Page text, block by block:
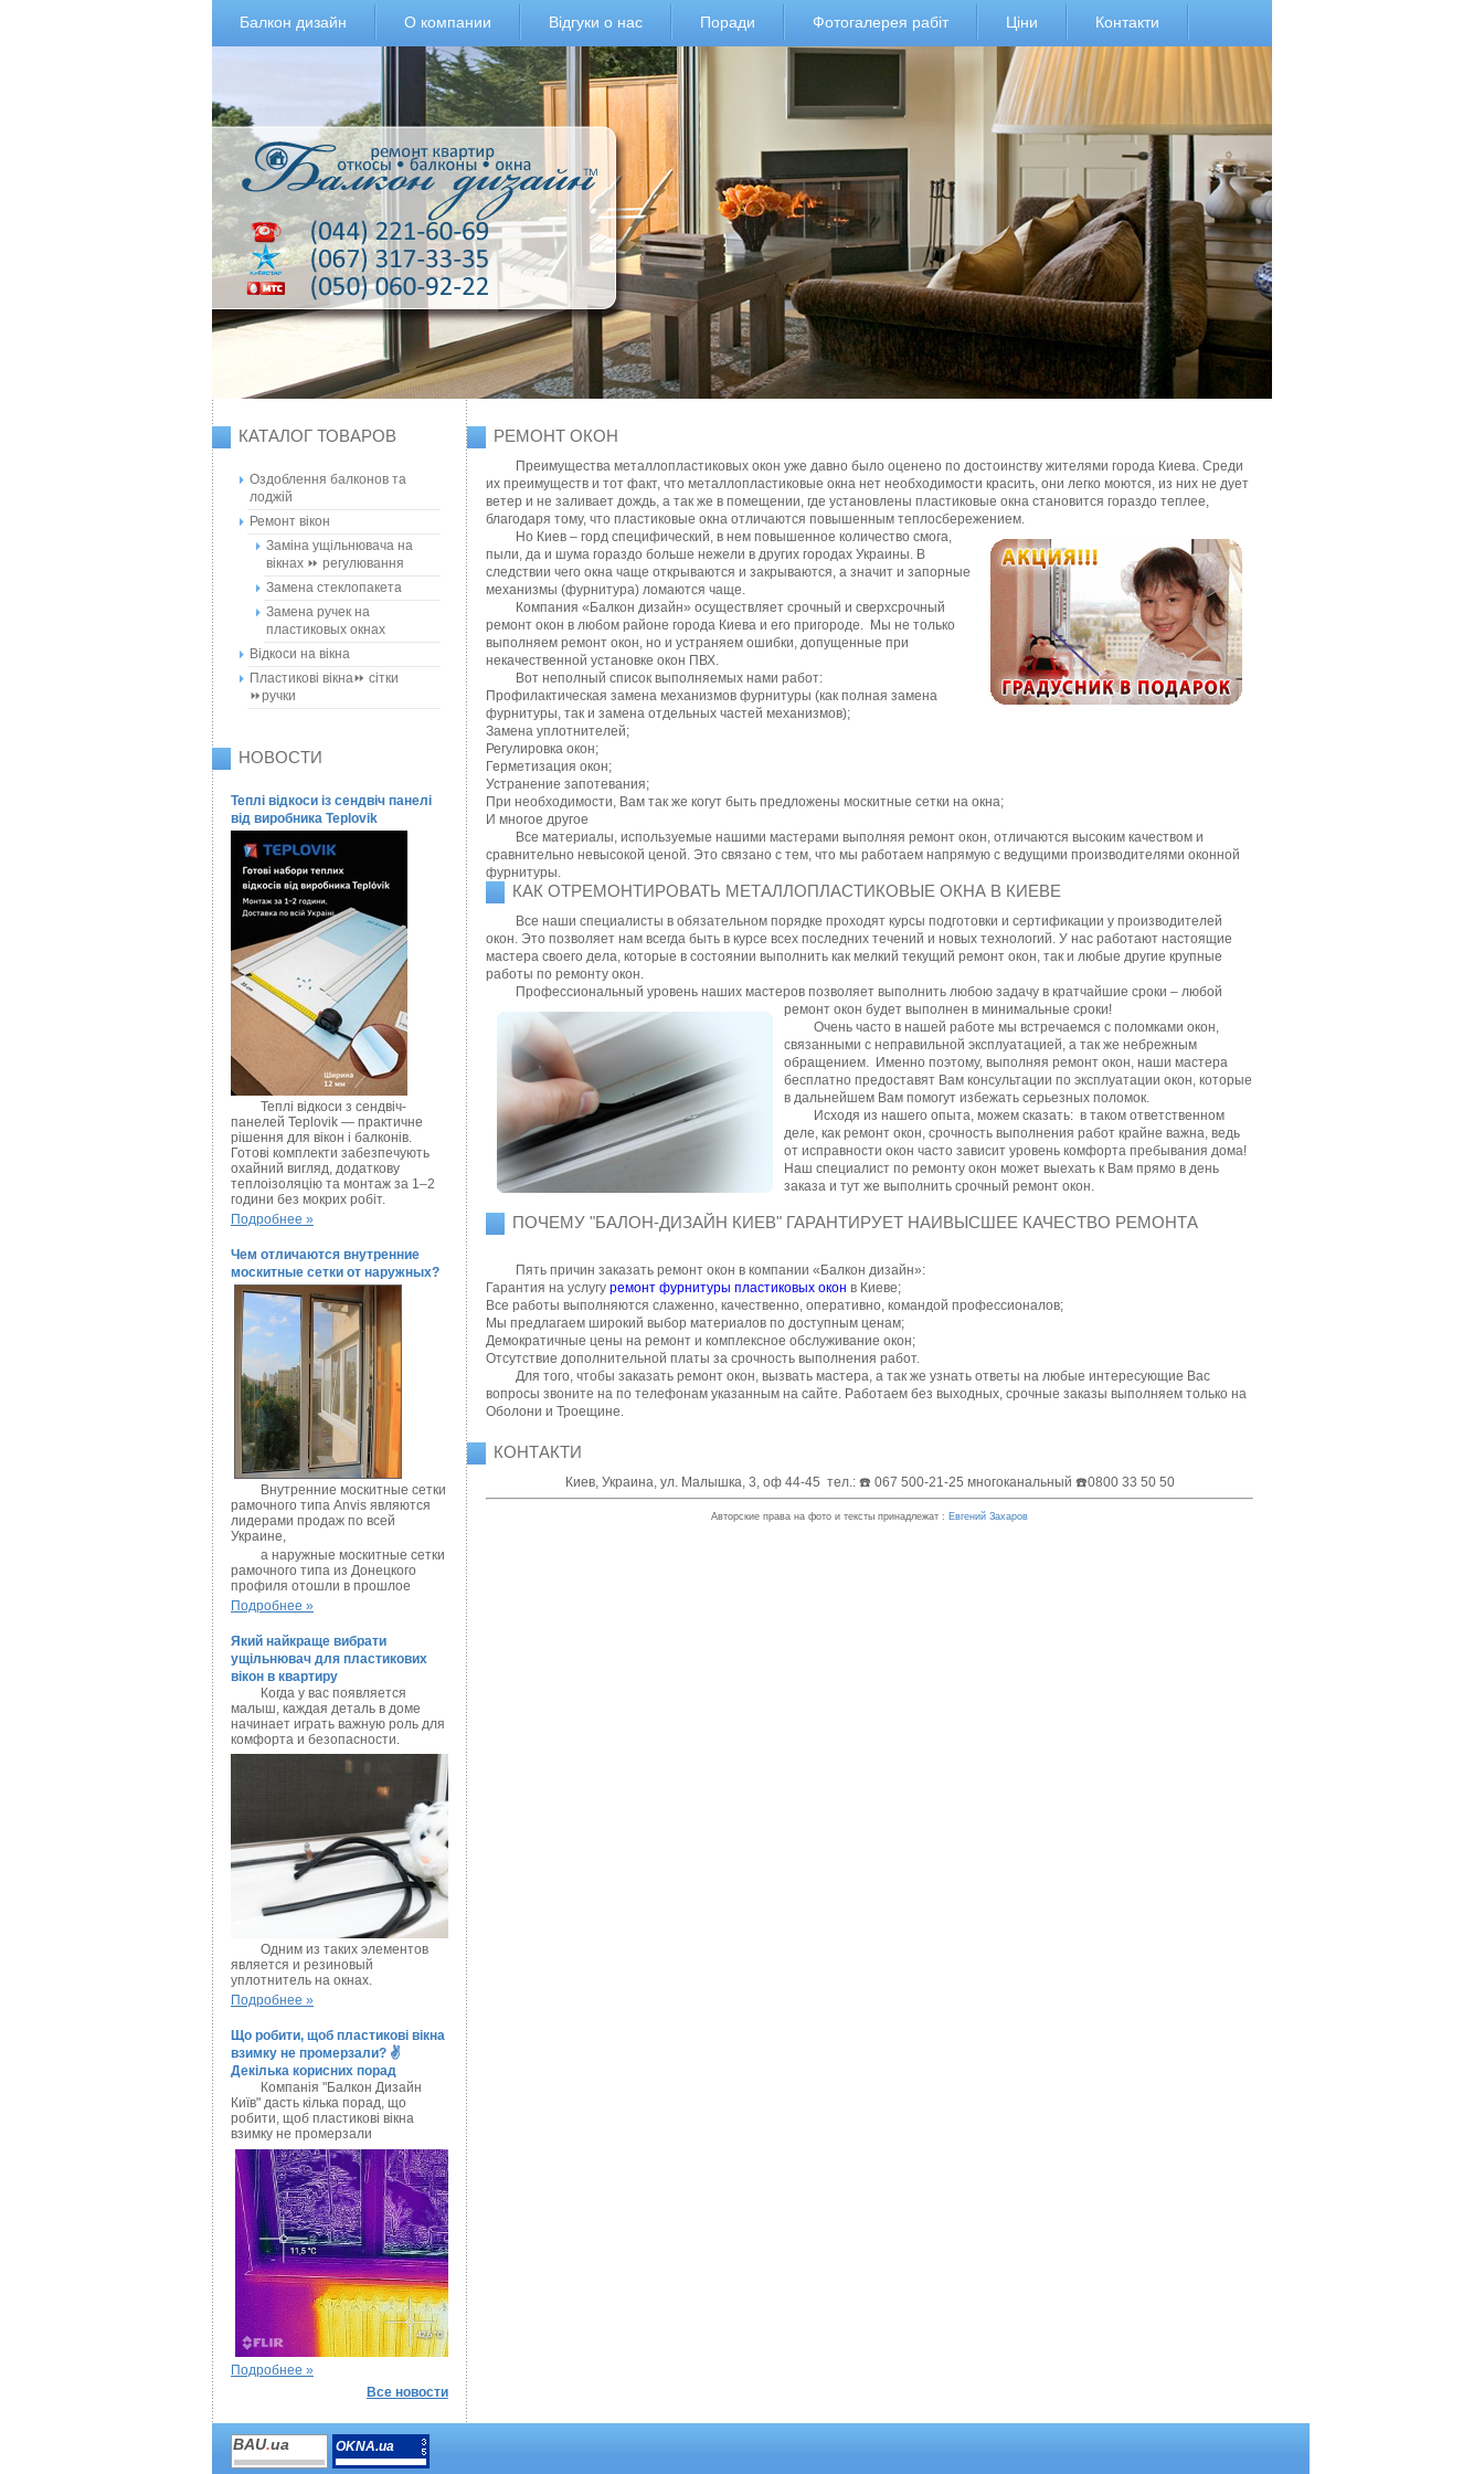
Балкон дизайн О компании Відгуки о нас Поради Фотогалерея рабіт Ціни Контакти
КАТАЛОГ ТОВАРОВ
Оздоблення балконов та
лоджій
Ремонт вікон
Заміна ущільнювача на
вікнах ⏩ регулювання
Замена стеклопакета
Замена ручек на
пластиковых окнах
Відкоси на вікна
Пластикові вікна⏩ сітки
⏩ручки
НОВОСТИ
Теплі відкоси із сендвіч панелі
від виробника Teplovik
Теплі відкоси з сендвіч-
панелей Teplovik — практичне
рішення для вікон і балконів.
Готові комплекти забезпечують
охайний вигляд, додаткову
теплоізоляцію та монтаж за 1–2
години без мокрих робіт.
Подробнее »
Чем отличаются внутренние
москитные сетки от наружных?
Внутренние москитные сетки
рамочного типа Anvis являются
лидерами продаж по всей
Украине,
а наружные москитные сетки
рамочного типа из Донецкого
профиля отошли в прошлое
Подробнее »
Який найкраще вибрати
ущільнювач для пластикових
вікон в квартиру
Когда у вас появляется
малыш, каждая деталь в доме
начинает играть важную роль для
комфорта и безопасности.
Одним из таких элементов
является и резиновый
уплотнитель на окнах.
Подробнее »
Що робити, щоб пластикові вікна
взимку не промерзали? ✌
Декілька корисних порад
Компанія "Балкон Дизайн
Київ" дасть кілька порад, що
робити, щоб пластикові вікна
взимку не промерзали
Подробнее »
Все новости
РЕМОНТ ОКОН
Преимущества металлопластиковых окон уже давно было оценено по достоинству жителями города Киева. Среди
их преимуществ и тот факт, что металлопластиковые окна нет необходимости красить, они легко моются, из них не дует
ветер и не заливает дождь, а так же в помещении, где установлены пластиковые окна становится гораздо теплее,
благодаря тому, что пластиковые окна отличаются повышенным теплосбережением.
Но Киев – горд специфический, в нем повышенное количество смога,
пыли, да и шума гораздо больше нежели в других городах Украины. В
следствии чего окна чаще открываются и закрываются, а значит и запорные
механизмы (фурнитура) ломаются чаще.
Компания «Балкон дизайн» осуществляет срочный и сверхсрочный
ремонт окон в любом районе города Киева и его пригороде. Мы не только
выполняем ремонт окон, но и устраняем ошибки, допущенные при
некачественной установке окон ПВХ.
Вот неполный список выполняемых нами работ:
Профилактическая замена механизмов фурнитуры (как полная замена
фурнитуры, так и замена отдельных частей механизмов);
Замена уплотнителей;
Регулировка окон;
Герметизация окон;
Устранение запотевания;
При необходимости, Вам так же когут быть предложены москитные сетки на окна;
И многое другое
Все материалы, используемые нашими мастерами выполняя ремонт окон, отличаются высоким качеством и
сравнительно невысокой ценой. Это связано с тем, что мы работаем напрямую с ведущими производителями оконной
фурнитуры.
КАК ОТРЕМОНТИРОВАТЬ МЕТАЛЛОПЛАСТИКОВЫЕ ОКНА В КИЕВЕ
Все наши специалисты в обязательном порядке проходят курсы подготовки и сертификации у производителей
окон. Это позволяет нам всегда быть в курсе всех последних течений и новых технологий. У нас работают настоящие
мастера своего дела, которые в состоянии выполнить как мелкий текущий ремонт окон, так и любые другие крупные
работы по ремонту окон.
Профессиональный уровень наших мастеров позволяет выполнить любою задачу в кратчайшие сроки – любой
ремонт окон будет выполнен в минимальные сроки!
Очень часто в нашей работе мы встречаемся с поломками окон,
связанными с неправильной эксплуатацией, а так же небрежным
обращением. Именно поэтому, выполняя ремонт окон, наши мастера
бесплатно предоставят Вам консультации по эксплуатации окон, которые
в дальнейшем Вам помогут избежать серьезных поломок.
Исходя из нашего опыта, можем сказать: в таком ответственном
деле, как ремонт окон, срочность выполнения работ крайне важна, ведь
от исправности окон часто зависит уровень комфорта пребывания дома!
Наш специалист по ремонту окон может выехать к Вам прямо в день
заказа и тут же выполнить срочный ремонт окон.
ПОЧЕМУ "БАЛОН-ДИЗАЙН КИЕВ" ГАРАНТИРУЕТ НАИВЫСШЕЕ КАЧЕСТВО РЕМОНТА
Пять причин заказать ремонт окон в компании «Балкон дизайн»:
Гарантия на услугу ремонт фурнитуры пластиковых окон в Киеве;
Все работы выполняются слаженно, качественно, оперативно, командой профессионалов;
Мы предлагаем широкий выбор материалов по доступным ценам;
Демократичные цены на ремонт и комплексное обслуживание окон;
Отсутствие дополнительной платы за срочность выполнения работ.
Для того, чтобы заказать ремонт окон, вызвать мастера, а так же узнать ответы на любые интересующие Вас
вопросы звоните на по телефонам указанным на сайте. Работаем без выходных, срочные заказы выполняем только на
Оболони и Троещине.
КОНТАКТИ
Киев, Украина, ул. Малышка, 3, оф 44-45 тел.: ☎️ 067 500-21-25 многоканальный ☎️0800 33 50 50
Авторские права на фото и тексты принадлежат : Евгений Захаров
BAU.ua OKNA.ua